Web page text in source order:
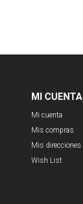
MI CUENTA
Mi cuenta
Mis compras
Mis direcciones
Wish List